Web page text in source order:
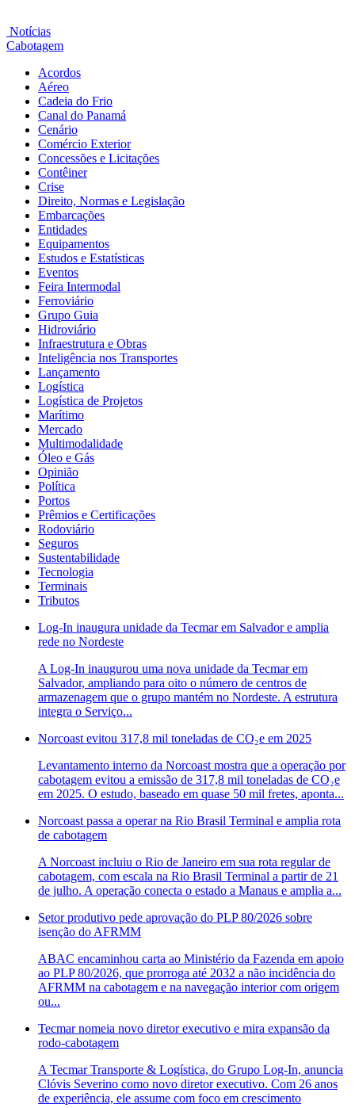
Notícias
Cabotagem
Acordos
Aéreo
Cadeia do Frio
Canal do Panamá
Cenário
Comércio Exterior
Concessões e Licitações
Contêiner
Crise
Direito, Normas e Legislação
Embarcações
Entidades
Equipamentos
Estudos e Estatísticas
Eventos
Feira Intermodal
Ferroviário
Grupo Guia
Hidroviário
Infraestrutura e Obras
Inteligência nos Transportes
Lançamento
Logística
Logística de Projetos
Marítimo
Mercado
Multimodalidade
Óleo e Gás
Opinião
Política
Portos
Prêmios e Certificações
Rodoviário
Seguros
Sustentabilidade
Tecnologia
Terminais
Tributos
Log-In inaugura unidade da Tecmar em Salvador e amplia
rede no Nordeste
A Log-In inaugurou uma nova unidade da Tecmar em
Salvador, ampliando para oito o número de centros de
armazenagem que o grupo mantém no Nordeste. A estrutura
integra o Serviço...
Norcoast evitou 317,8 mil toneladas de CO₂e em 2025
Levantamento interno da Norcoast mostra que a operação por
cabotagem evitou a emissão de 317,8 mil toneladas de CO₂e
em 2025. O estudo, baseado em quase 50 mil fretes, aponta...
Norcoast passa a operar na Rio Brasil Terminal e amplia rota
de cabotagem
A Norcoast incluiu o Rio de Janeiro em sua rota regular de
cabotagem, com escala na Rio Brasil Terminal a partir de 21
de julho. A operação conecta o estado a Manaus e amplia a...
Setor produtivo pede aprovação do PLP 80/2026 sobre
isenção do AFRMM
ABAC encaminhou carta ao Ministério da Fazenda em apoio
ao PLP 80/2026, que prorroga até 2032 a não incidência do
AFRMM na cabotagem e na navegação interior com origem
ou...
Tecmar nomeia novo diretor executivo e mira expansão da
rodo-cabotagem
A Tecmar Transporte & Logística, do Grupo Log-In, anuncia
Clóvis Severino como novo diretor executivo. Com 26 anos
de experiência, ele assume com foco em crescimento